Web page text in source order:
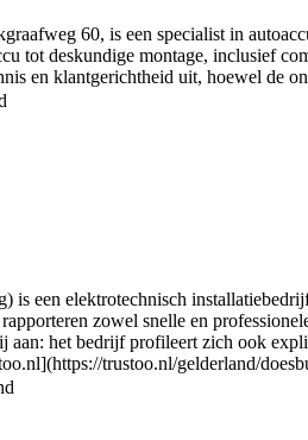
60, is een specialist in
tot deskundige montage, inclusief
en klantgerichtheid uit, hoewel de
een elektrotechnisch
zowel snelle en
het bedrijf profileert zich ook
trustoo.nl/gelderland/